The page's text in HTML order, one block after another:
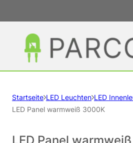
Startseite LED Leuchten LED
LED Panel warmweiß 3000K
LED Panel